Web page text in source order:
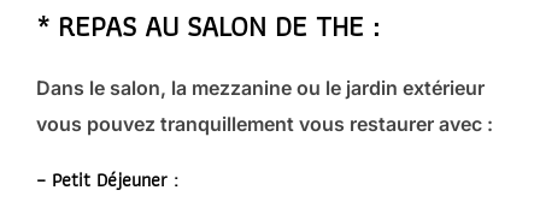
* REPAS AU SALON DE THE :
Dans le salon, la mezzanine ou le jardin extérieur
vous pouvez tranquillement vous restaurer avec :
– Petit Déjeuner :